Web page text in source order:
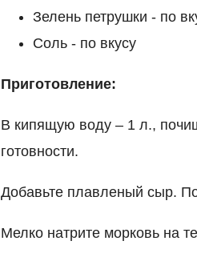
Зелень петрушки - по
Соль - по вкусу
Приготовление:
В кипящую воду – 1 л.,
готовности.
Добавьте плавленый сыр.
Мелко натрите морковь на